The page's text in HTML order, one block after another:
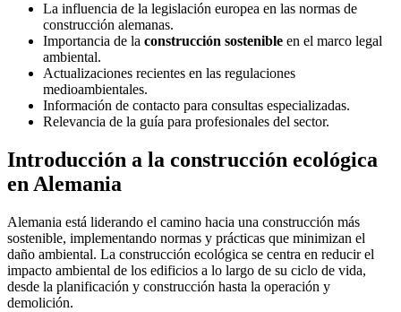
La influencia de la legislación europea en las normas de
construcción alemanas.
Importancia de la construcción sostenible en el marco legal
ambiental.
Actualizaciones recientes en las regulaciones
medioambientales.
Información de contacto para consultas especializadas.
Relevancia de la guía para profesionales del sector.
Introducción a la construcción ecológica
en Alemania
Alemania está liderando el camino hacia una construcción más
sostenible, implementando normas y prácticas que minimizan el
daño ambiental. La construcción ecológica se centra en reducir el
impacto ambiental de los edificios a lo largo de su ciclo de vida,
desde la planificación y construcción hasta la operación y
demolición.